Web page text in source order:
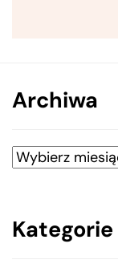
Archiwa
Archiwa
Kategorie